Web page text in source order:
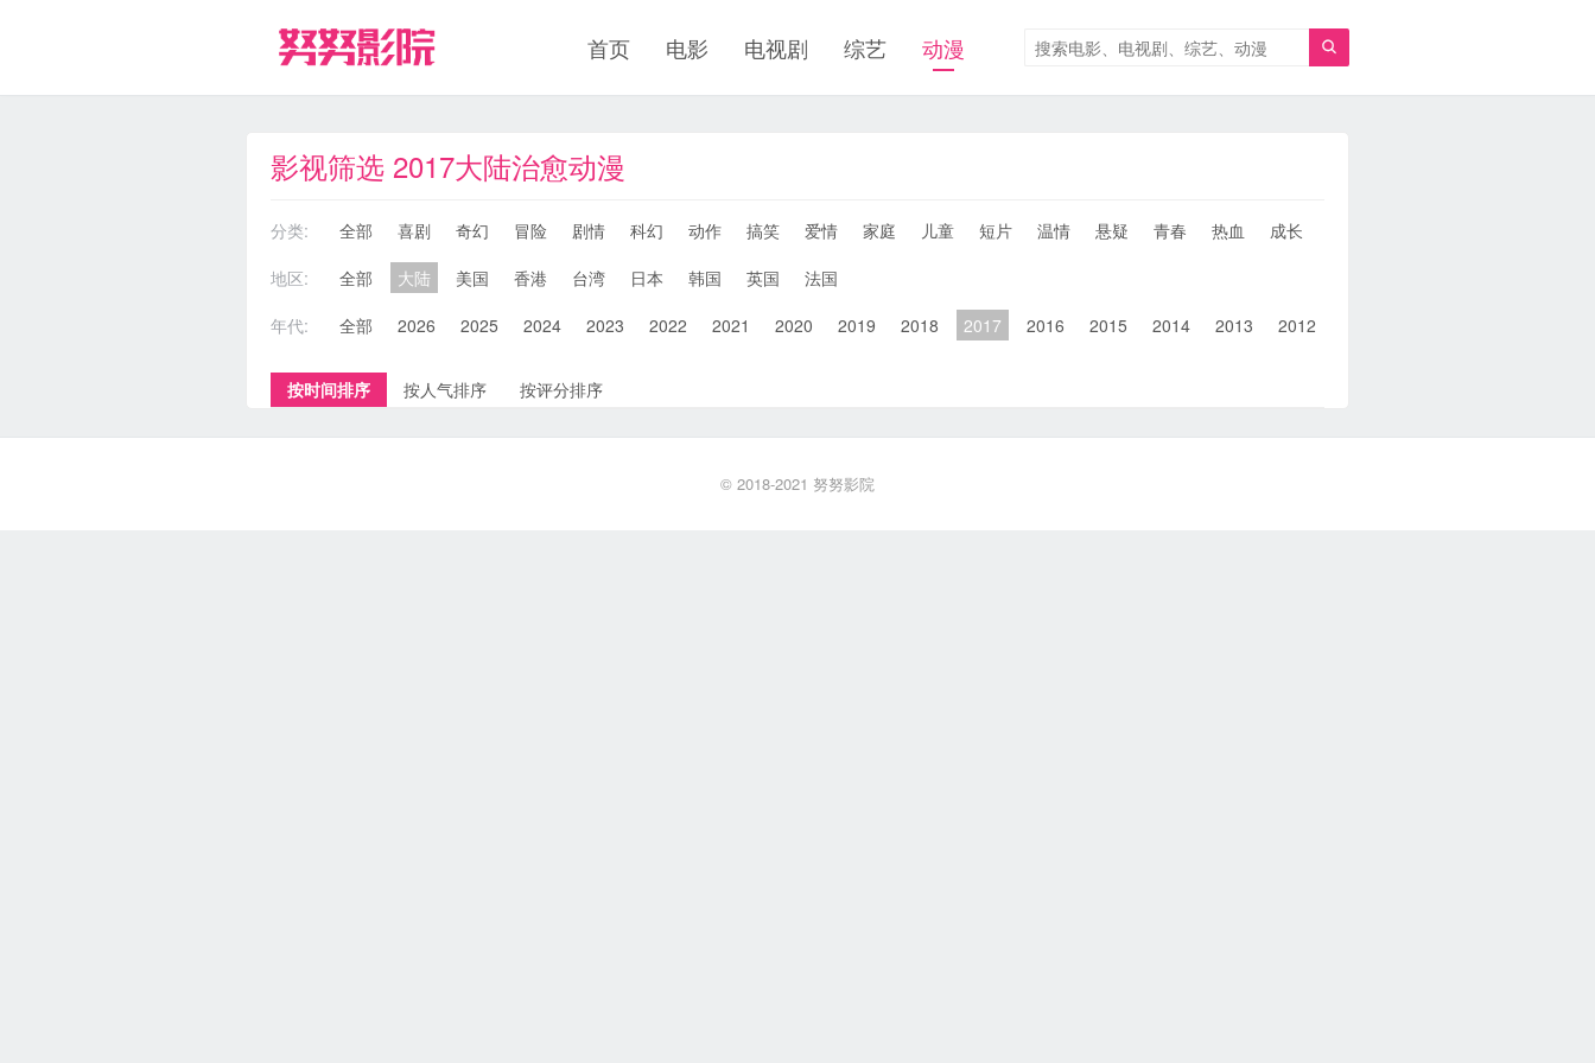

首页 电影 电视剧 综艺 动漫
影视筛选 2017大陆治愈动漫
分类: 全部 喜剧 奇幻 冒险 剧情 科幻 动作 搞笑 爱情 家庭 儿童 短片 温情 悬疑 青春 热血 成长
地区:
全部 大陆 美国 香港 台湾 日本 韩国 英国
法国
年代:
全部 2026 2025 2024 2023 2022 2021 2020 2019 2018 2017 2016 2015 2014 2013 2012
按时间排序 按人气排序 按评分排序
© 2018-2021 努努影院